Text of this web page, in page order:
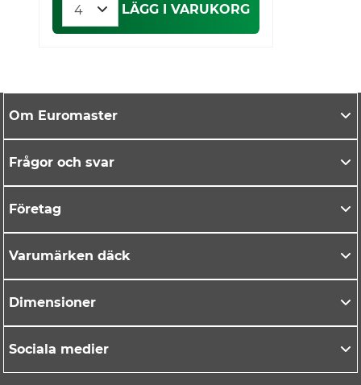
LÄGG I VARUKORG
Om Euromaster
Frågor och svar
Företag
Varumärken däck
Dimensioner
Sociala medier